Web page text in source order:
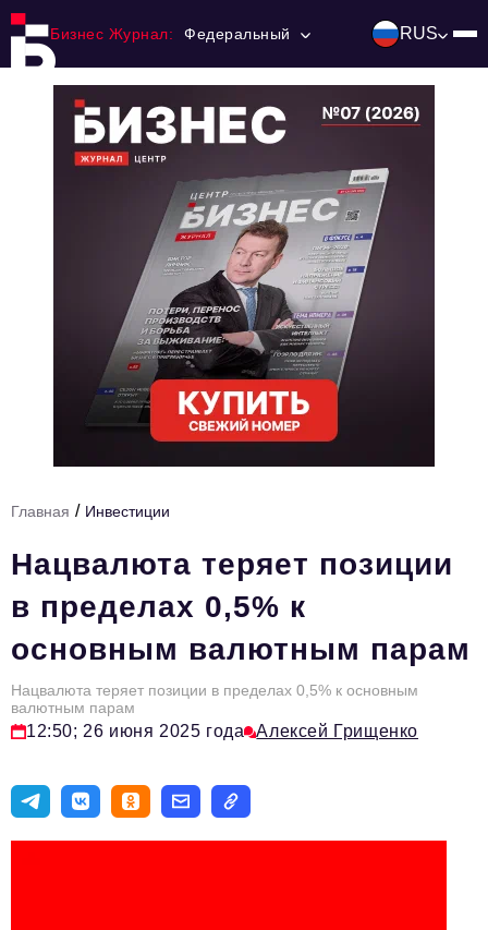
Бизнес Журнал: Федеральный RUS
Ниши и рынки
Технологии и тренды
HR
Персона номера
Юридический практикум
Стиль жизни
Туризм
ОПК
Главная / Инвестиции
Нацвалюта теряет позиции
в пределах 0,5% к
основным валютным парам
Нацвалюта теряет позиции в пределах 0,5% к основным
валютным парам
12:50; 26 июня 2025 года Алексей Грищенко